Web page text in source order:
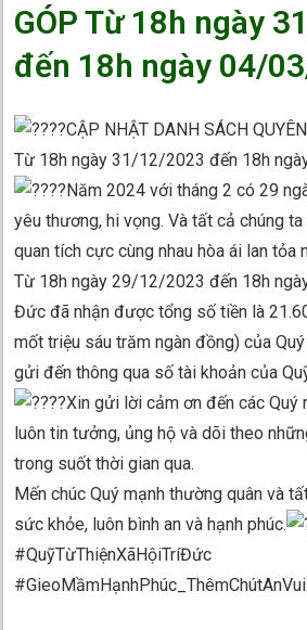
GÓP Từ 18h ngày
đến 18h ngày 04/
CẬP NHẬT DANH SÁCH
Từ 18h ngày 31/12/2023 đến 18h
Năm 2024 với tháng 2 có 29
yêu thương, hi vọng. Và tất cả chúng
quan tích cực cùng nhau hòa ái lan tỏa
Từ 18h ngày 29/12/2023 đến 18h
Đức đã nhận được tổng số tiền là
mốt triệu sáu trăm ngàn đồng) của
gửi đến thông qua số tài khoản của
Xin gửi lời cảm ơn đến các Quý
luôn tin tưởng, ủng hộ và dõi theo
trong suốt thời gian qua.
Mến chúc Quý mạnh thường quân và
sức khỏe, luôn bình an và hạnh phúc.
#QuỹTừThiệnXãHộiTríĐức
#GieoMầmHạnhPhúc_ThêmChútAnVui